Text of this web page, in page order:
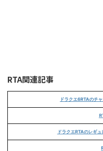
RTA関連記事
ドラクエ6RTAのチ
ドラクエRTAのレギ